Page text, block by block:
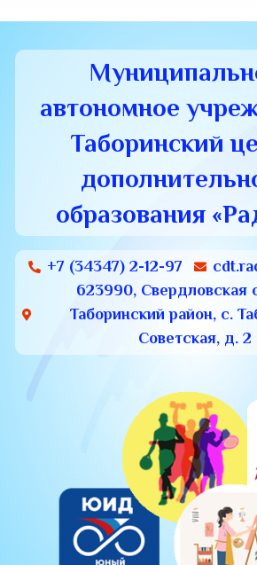
автономное
Таборинский
образования
+7 (34347) 2-12-97
623990, Свердловская
Таборинский район, с.
Советская, д. 2